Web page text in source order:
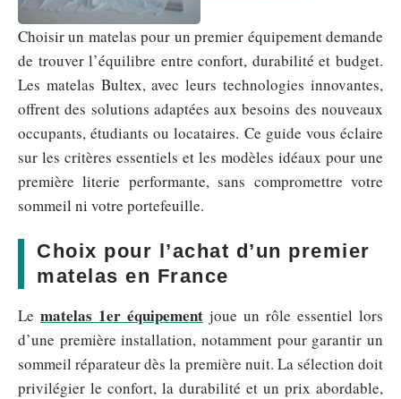
Choisir un matelas pour un premier équipement demande
de trouver l’équilibre entre confort, durabilité et budget.
Les matelas Bultex, avec leurs technologies innovantes,
offrent des solutions adaptées aux besoins des nouveaux
occupants, étudiants ou locataires. Ce guide vous éclaire
sur les critères essentiels et les modèles idéaux pour une
première literie performante, sans compromettre votre
sommeil ni votre portefeuille.
Choix pour l’achat d’un premier
matelas en France
Le matelas 1er équipement joue un rôle essentiel lors
d’une première installation, notamment pour garantir un
sommeil réparateur dès la première nuit. La sélection doit
privilégier le confort, la durabilité et un prix abordable,